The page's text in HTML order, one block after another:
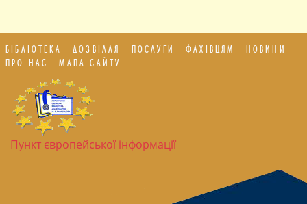
БІБЛІОТЕКА ДОЗВІЛЛЯ ПОСЛУГИ ФАХІВЦЯМ
НОВИНИ
ПРО НАС
МАПА САЙТУ
Пункт європейської інформації